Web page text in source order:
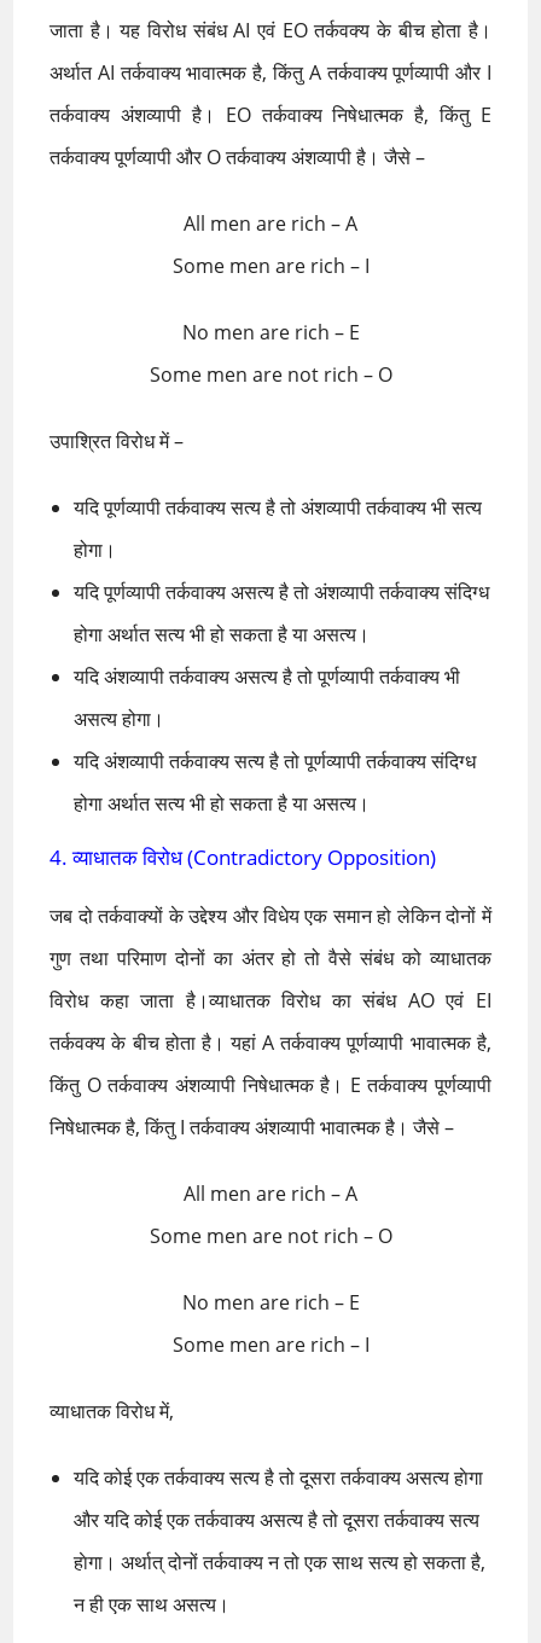
जाता है। यह विरोध संबंध AI एवं EO तर्कवक्य के बीच होता है।
अर्थात AI तर्कवाक्य भावात्मक है, किंतु A तर्कवाक्य पूर्णव्यापी और I
तर्कवाक्य अंशव्यापी है। EO तर्कवाक्य निषेधात्मक है, किंतु E
तर्कवाक्य पूर्णव्यापी और O तर्कवाक्य अंशव्यापी है। जैसे –
All men are rich – A
Some men are rich – I
No men are rich – E
Some men are not rich – O
उपाश्रित विरोध में –
यदि पूर्णव्यापी तर्कवाक्य सत्य है तो अंशव्यापी तर्कवाक्य भी सत्य
होगा।
यदि पूर्णव्यापी तर्कवाक्य असत्य है तो अंशव्यापी तर्कवाक्य संदिग्ध
होगा अर्थात सत्य भी हो सकता है या असत्य।
यदि अंशव्यापी तर्कवाक्य असत्य है तो पूर्णव्यापी तर्कवाक्य भी
असत्य होगा।
यदि अंशव्यापी तर्कवाक्य सत्य है तो पूर्णव्यापी तर्कवाक्य संदिग्ध
होगा अर्थात सत्य भी हो सकता है या असत्य।
4. व्याधातक विरोध (Contradictory Opposition)
जब दो तर्कवाक्यों के उद्देश्य और विधेय एक समान हो लेकिन दोनों में
गुण तथा परिमाण दोनों का अंतर हो तो वैसे संबंध को व्याधातक
विरोध कहा जाता है।व्याधातक विरोध का संबंध AO एवं EI
तर्कवक्य के बीच होता है। यहां A तर्कवाक्य पूर्णव्यापी भावात्मक है,
किंतु O तर्कवाक्य अंशव्यापी निषेधात्मक है। E तर्कवाक्य पूर्णव्यापी
निषेधात्मक है, किंतु I तर्कवाक्य अंशव्यापी भावात्मक है। जैसे –
All men are rich – A
Some men are not rich – O
No men are rich – E
Some men are rich – I
व्याधातक विरोध में,
यदि कोई एक तर्कवाक्य सत्य है तो दूसरा तर्कवाक्य असत्य हाेगा
और यदि कोई एक तर्कवाक्य असत्य है तो दूसरा तर्कवाक्य सत्य
हाेगा। अर्थात् दोनों तर्कवाक्य न तो एक साथ सत्य हो सकता है,
न ही एक साथ असत्य।